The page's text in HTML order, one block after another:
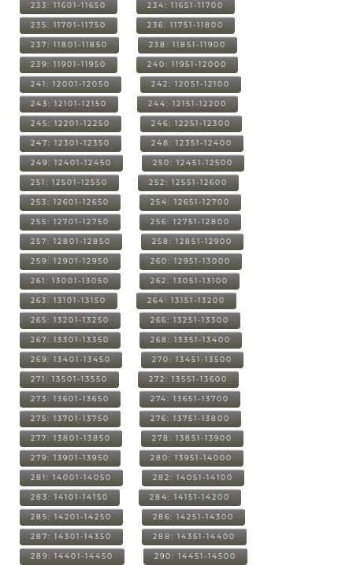
233: 11601-11650 234: 11651-11700
235: 11701-11750 236: 11751-11800
237: 11801-11850 238: 11851-11900
239: 11901-11950 240: 11951-12000
241: 12001-12050 242: 12051-12100
243: 12101-12150 244: 12151-12200
245: 12201-12250 246: 12251-12300
247: 12301-12350 248: 12351-12400
249: 12401-12450 250: 12451-12500
251: 12501-12550 252: 12551-12600
253: 12601-12650 254: 12651-12700
255: 12701-12750 256: 12751-12800
257: 12801-12850 258: 12851-12900
259: 12901-12950 260: 12951-13000
261: 13001-13050 262: 13051-13100
263: 13101-13150 264: 13151-13200
265: 13201-13250 266: 13251-13300
267: 13301-13350 268: 13351-13400
269: 13401-13450 270: 13451-13500
271: 13501-13550 272: 13551-13600
273: 13601-13650 274: 13651-13700
275: 13701-13750 276: 13751-13800
277: 13801-13850 278: 13851-13900
279: 13901-13950 280: 13951-14000
281: 14001-14050 282: 14051-14100
283: 14101-14150 284: 14151-14200
285: 14201-14250 286: 14251-14300
287: 14301-14350 288: 14351-14400
289: 14401-14450 290: 14451-14500